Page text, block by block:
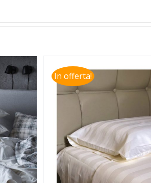
In offerta!